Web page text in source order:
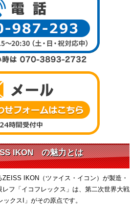
IKON の魅力とは
IKON（ツァイス・イコン）が製造・
フ「イコフレックス」は、第二次世界大戦
クスI」がその原点です。